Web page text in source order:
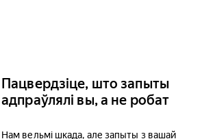
Пацвердзіце, што запыты
адпраўлялі вы, а не робат
Нам вельмі шкада, але запыты з вашай